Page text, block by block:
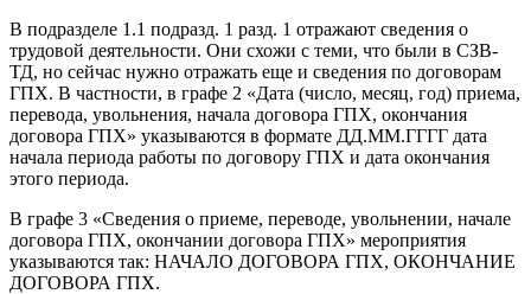
В подразделе 1.1 подразд. 1 разд. 1 отражают сведения о
трудовой деятельности. Они схожи с теми, что были в СЗВ-
ТД, но сейчас нужно отражать еще и сведения по договорам
ГПХ. В частности, в графе 2 «Дата (число, месяц, год) приема,
перевода, увольнения, начала договора ГПХ, окончания
договора ГПХ» указываются в формате ДД.ММ.ГГГГ дата
начала периода работы по договору ГПХ и дата окончания
этого периода.
В графе 3 «Сведения о приеме, переводе, увольнении, начале
договора ГПХ, окончании договора ГПХ» мероприятия
указываются так: НАЧАЛО ДОГОВОРА ГПХ, ОКОНЧАНИЕ
ДОГОВОРА ГПХ.